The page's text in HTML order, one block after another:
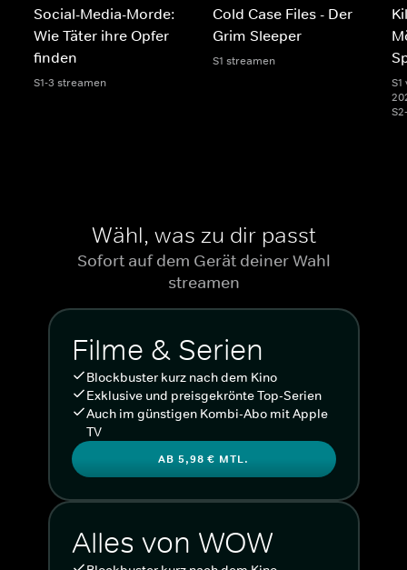
Social-Media-Morde:
Wie Täter ihre Opfer
finden
S1-3 streamen
Cold Case Files - Der
Grim Sleeper
S1 streamen
Wähl, was zu dir passt
Sofort auf dem Gerät deiner Wahl
streamen
Filme & Serien
Blockbuster kurz nach dem Kino
Exklusive und preisgekrönte Top-Serien
Auch im günstigen Kombi-Abo mit Apple
TV
AB 5,98 € MTL.
Alles von WOW